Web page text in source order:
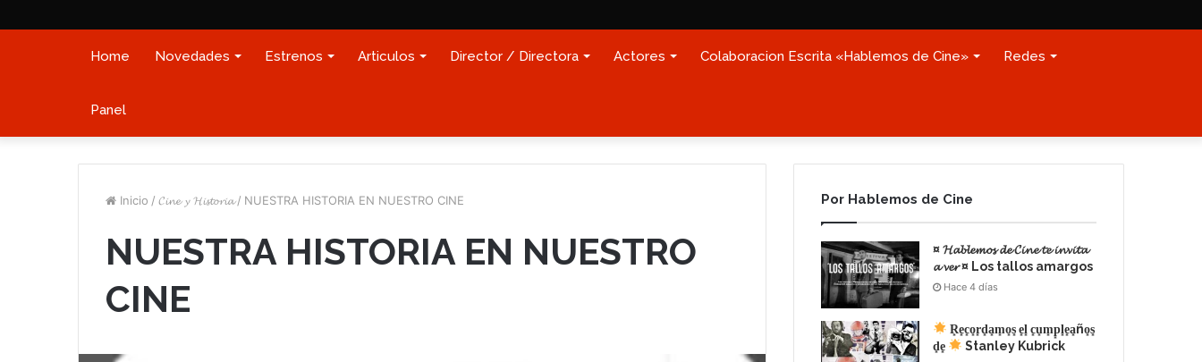
Home Novedades Estrenos Articulos Director / Directora Actores Colaboracion Escrita «Hablemos de Cine» Redes
Panel
Inicio / 𝓒𝓲𝓷𝓮 𝔂 𝓗𝓲𝓼𝓽𝓸𝓻𝓲𝓪 / NUESTRA HISTORIA EN NUESTRO CINE
NUESTRA HISTORIA EN NUESTRO
CINE
Por Hablemos de Cine
¤ 𝓗𝓪𝓫𝓵𝓮𝓶𝓸𝓼 𝓭𝓮 𝓒𝓲𝓷𝓮 𝓽𝓮 𝓲𝓷𝓿𝓲𝓽𝓪
𝓪 𝓿𝓮𝓻 ¤ Los tallos amargos
Hace 4 días
R͙e͙c͙o͙r͙d͙a͙m͙o͙s͙ e͙l͙ c͙u͙m͙p͙l͙e͙a͙ño͙s͙
d͙e͙
Stanley Kubrick